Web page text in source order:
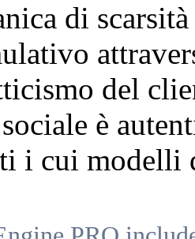
di
del
è
i cui modelli